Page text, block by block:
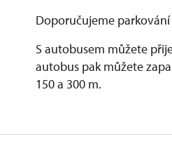
Doporučujeme
S autobusem můžete
autobus pak můžete
150 a 300 m.